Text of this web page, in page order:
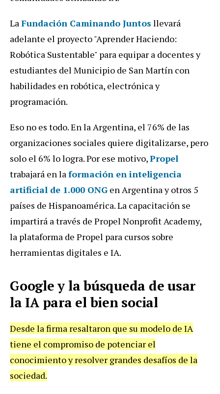
La Fundación Caminando Juntos llevará
adelante el proyecto"Aprender Haciendo:
Robótica Sustentable" para equipar a docentes y
estudiantes del Municipio de San Martín con
habilidades en robótica, electrónica y
programación.
Eso no es todo. En la Argentina, el 76% de las
organizaciones sociales quiere digitalizarse, pero
solo el 6% lo logra. Por ese motivo,Propel
trabajará en la formación en inteligencia
artificial de 1.000 ONG en Argentina y otros 5
países de Hispanoamérica. La capacitación se
impartirá a través de Propel Nonprofit Academy,
la plataforma de Propel para cursos sobre
herramientas digitales e IA.
Google y la búsqueda de usar
la IA para el bien social
Desde la firma resaltaron que su modelo de IA
tiene el compromiso de potenciar el
conocimiento y resolver grandes desafíos de la
sociedad.